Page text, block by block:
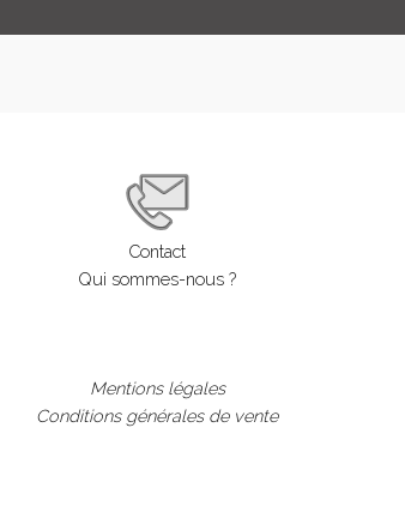
Contact
Qui sommes-nous ?
Mentions légales
Conditions générales de vente